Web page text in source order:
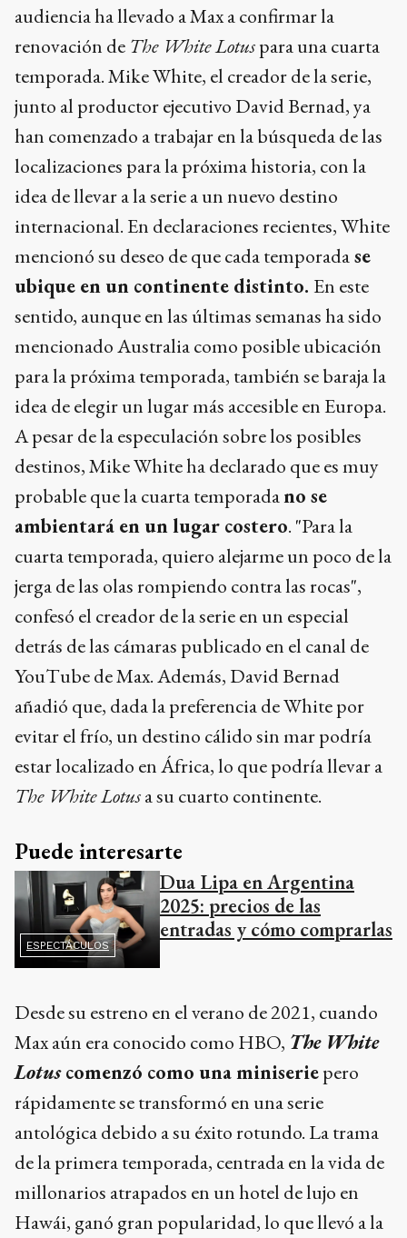
audiencia ha llevado a Max a confirmar la
renovación de The White Lotuspara una cuarta
temporada. Mike White, el creador de la serie,
junto al productor ejecutivo David Bernad, ya
han comenzado a trabajar en la búsqueda de las
localizaciones para la próxima historia, con la
idea de llevar a la serie a un nuevo destino
internacional. En declaraciones recientes, White
mencionó su deseo de que cada temporadase
ubique en un continente distinto. En este
sentido, aunque en las últimas semanas ha sido
mencionado Australia como posible ubicación
para la próxima temporada, también se baraja la
idea de elegir un lugar más accesible en Europa.
A pesar de la especulación sobre los posibles
destinos, Mike White ha declarado que es muy
probable que la cuarta temporadano se
ambientará en un lugar costero. "Para la
cuarta temporada, quiero alejarme un poco de la
jerga de las olas rompiendo contra las rocas",
confesó el creador de la serie en un especial
detrás de las cámaras publicado en el canal de
YouTube de Max. Además, David Bernad
añadió que, dada la preferencia de White por
evitar el frío, un destino cálido sin mar podría
estar localizado en África, lo que podría llevar a
The White Lotusa su cuarto continente.
Puede interesarte
ESPECTÁCULOS
Dua Lipa en Argentina
2025: precios de las
entradas y cómo comprarlas
Desde su estreno en el verano de 2021, cuando
Max aún era conocido como HBO, The White
Lotuscomenzó como una miniseriepero
rápidamente se transformó en una serie
antológica debido a su éxito rotundo. La trama
de la primera temporada, centrada en la vida de
millonarios atrapados en un hotel de lujo en
Hawái, ganó gran popularidad, lo que llevó a la